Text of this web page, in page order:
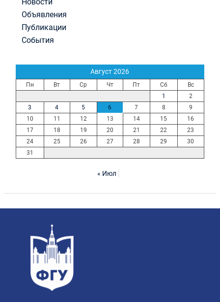
Объявления
Публикации
События
Август 2026
Пн Вт Ср Чт Пт Сб
Вс
1
2
3
4 5 6 7 8
9
10
11 12 13 14 15
16
17
18 19 20 21 22
23
24
25 26 27 28 29
30
31
« Июл